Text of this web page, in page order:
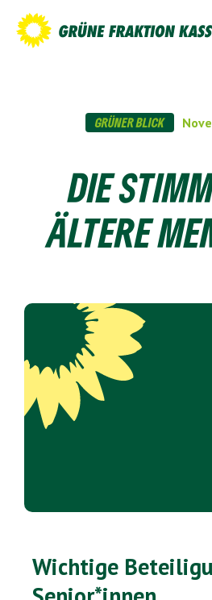
GRÜNER BLICK
DIE
ÄLTERE
Wichtige